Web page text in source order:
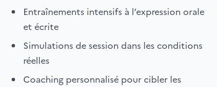
Entraînements intensifs à l’expression orale
et écrite
Simulations de session dans les conditions
réelles
Coaching personnalisé pour cibler les